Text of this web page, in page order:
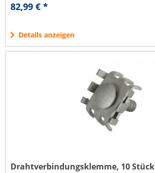
82,99 € *
Details anzeigen
Drahtverbindungsklemme, 10 Stück